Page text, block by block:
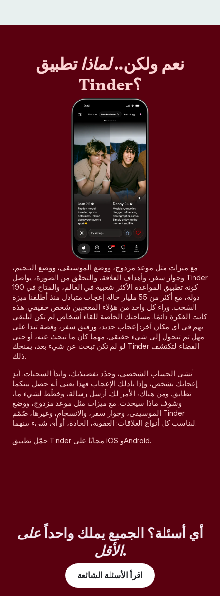
نعم ولكن..لماذا تطبيق
Tinder؟
مع ميزات مثل موعد مزدوج، ووضع الموسيقى، ووضع التنجيم،
وجواز سفر، وأهداف العلاقة، والتحقّق من الصورة، يواصل Tinder
كونه تطبيق المواعدة الأكثر شعبية في العالم، والمتاح في 190
دولة، مع أكثر من 55 مليار حالة إعجاب متبادل منذ أطلقنا ميزة
السَحب. وراء كل واحد من هؤلاء المعجبين شخص حقيقي. هذه
كانت الفكرة دائمًا. مساحتك الخاصة للقاء أشخاص لم تكن لتلتقي
بهم في أي مكان آخر: إعجاب جديد، ورفيق سفر، وقصة تبدأ على
مهل ثم تتحول إلى شيء حقيقي. مهما كان ما تبحث عنه، أو حتى
لو لم تكن تبحث عن شيء بعد، يمنحك Tinder الفضاء لتكتشف
ذلك.
أنشئ الحساب الشخصي، وحدّد تفضيلاتك، وابدأ السحبات. أبدِ
إعجابك بشخص، وإذا بادلك الإعجاب فهذا يعني أنه حصل بينكما
تطابق. ومن هناك، الأمر لك. أرسل رسالة، وخطّط لشيء ما،
وشوف ماذا سيحدث. مع ميزات مثل موعد مزدوج، ووضع
الموسيقى، وجواز سفر، والانسجام، وغيرها، صُمّم Tinder
ليناسب كل أنواع العلاقات: العفوية، الجادة، أو أي شيء بينهما.
حمّل تطبيق Tinder مجانًا على iOS وAndroid.
أي أسئلة؟ الجميع يملك واحداً على
الأقل.
اقرأ الأسئلة الشائعة